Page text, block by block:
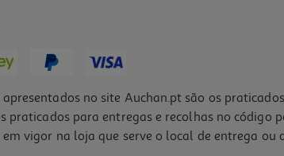
no site Auchan.pt são os
praticados para entregas e recolhas no
em vigor na loja que serve o local de entrega